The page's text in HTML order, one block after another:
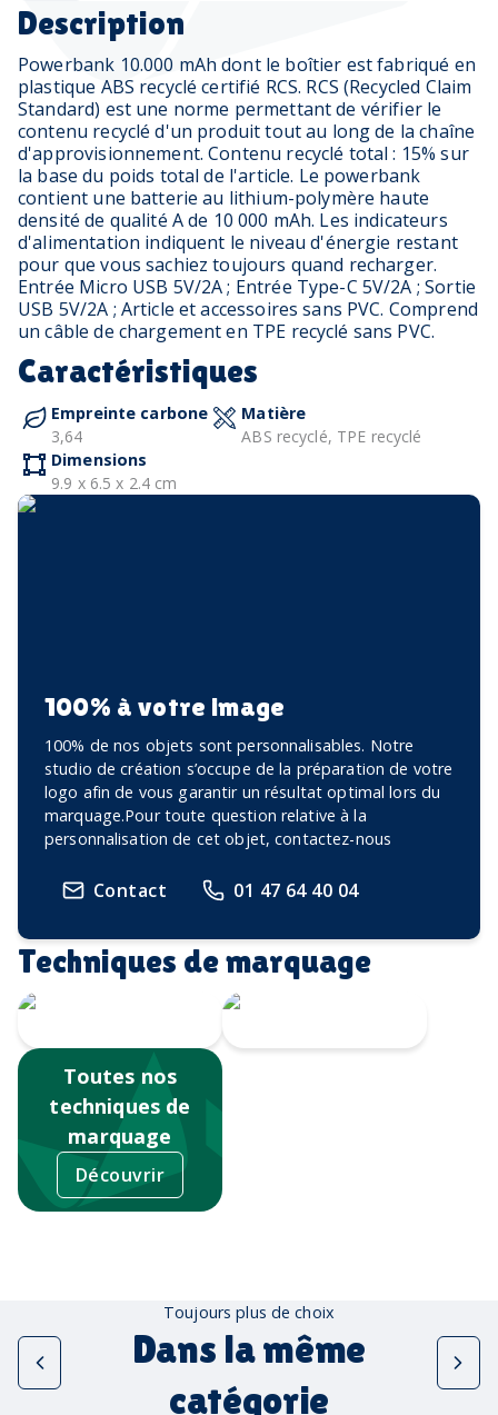
Description
Powerbank 10.000 mAh dont le boîtier est fabriqué en
plastique ABS recyclé certifié RCS. RCS (Recycled Claim
Standard) est une norme permettant de vérifier le
contenu recyclé d'un produit tout au long de la chaîne
d'approvisionnement. Contenu recyclé total : 15% sur
la base du poids total de l'article. Le powerbank
contient une batterie au lithium-polymère haute
densité de qualité A de 10 000 mAh. Les indicateurs
d'alimentation indiquent le niveau d'énergie restant
pour que vous sachiez toujours quand recharger.
Entrée Micro USB 5V/2A ; Entrée Type-C 5V/2A ; Sortie
USB 5V/2A ; Article et accessoires sans PVC. Comprend
un câble de chargement en TPE recyclé sans PVC.
Caractéristiques
Empreinte carbone
3,64
Matière
ABS recyclé, TPE recyclé
Dimensions
9.9 x 6.5 x 2.4 cm
100% à votre image
100% de nos objets sont personnalisables. Notre
studio de création s’occupe de la préparation de votre
logo afin de vous garantir un résultat optimal lors du
marquage.Pour toute question relative à la
personnalisation de cet objet, contactez-nous
Contact 01 47 64 40 04
Techniques de marquage
Toutes nos
techniques de
marquage
Découvrir
Toujours plus de choix
Dans la même
catégorie